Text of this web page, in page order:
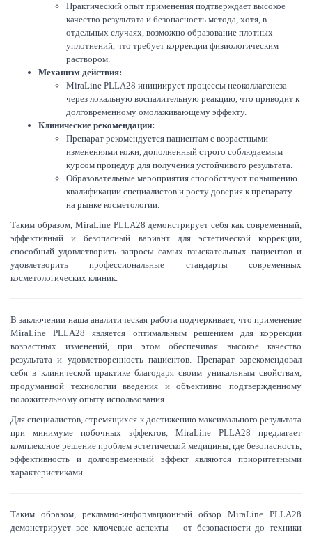
Практический опыт применения подтверждает высокое
качество результата и безопасность метода, хотя, в
отдельных случаях, возможно образование плотных
уплотнений, что требует коррекции физиологическим
раствором.
Механизм действия:
MiraLine PLLA28 инициирует процессы неоколлагенеза
через локальную воспалительную реакцию, что приводит к
долговременному омолаживающему эффекту.
Клинические рекомендации:
Препарат рекомендуется пациентам с возрастными
изменениями кожи, дополненный строго соблюдаемым
курсом процедур для получения устойчивого результата.
Образовательные мероприятия способствуют повышению
квалификации специалистов и росту доверия к препарату
на рынке косметологии.
Таким образом, MiraLine PLLA28 демонстрирует себя как современный,
эффективный и безопасный вариант для эстетической коррекции,
способный удовлетворить запросы самых взыскательных пациентов и
удовлетворить профессиональные стандарты современных
косметологических клиник.
В заключении наша аналитическая работа подчеркивает, что применение
MiraLine PLLA28 является оптимальным решением для коррекции
возрастных изменений, при этом обеспечивая высокое качество
результата и удовлетворенность пациентов. Препарат зарекомендовал
себя в клинической практике благодаря своим уникальным свойствам,
продуманной технологии введения и объективно подтвержденному
положительному опыту использования.
Для специалистов, стремящихся к достижению максимального результата
при минимуме побочных эффектов, MiraLine PLLA28 предлагает
комплексное решение проблем эстетической медицины, где безопасность,
эффективность и долговременный эффект являются приоритетными
характеристиками.
Таким образом, рекламно-информационный обзор MiraLine PLLA28
демонстрирует все ключевые аспекты – от безопасности до техники